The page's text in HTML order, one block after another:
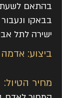
בהתאם לשעת
בבאקו
ישירה לתל
ביצוע:
מחיר הטיול: